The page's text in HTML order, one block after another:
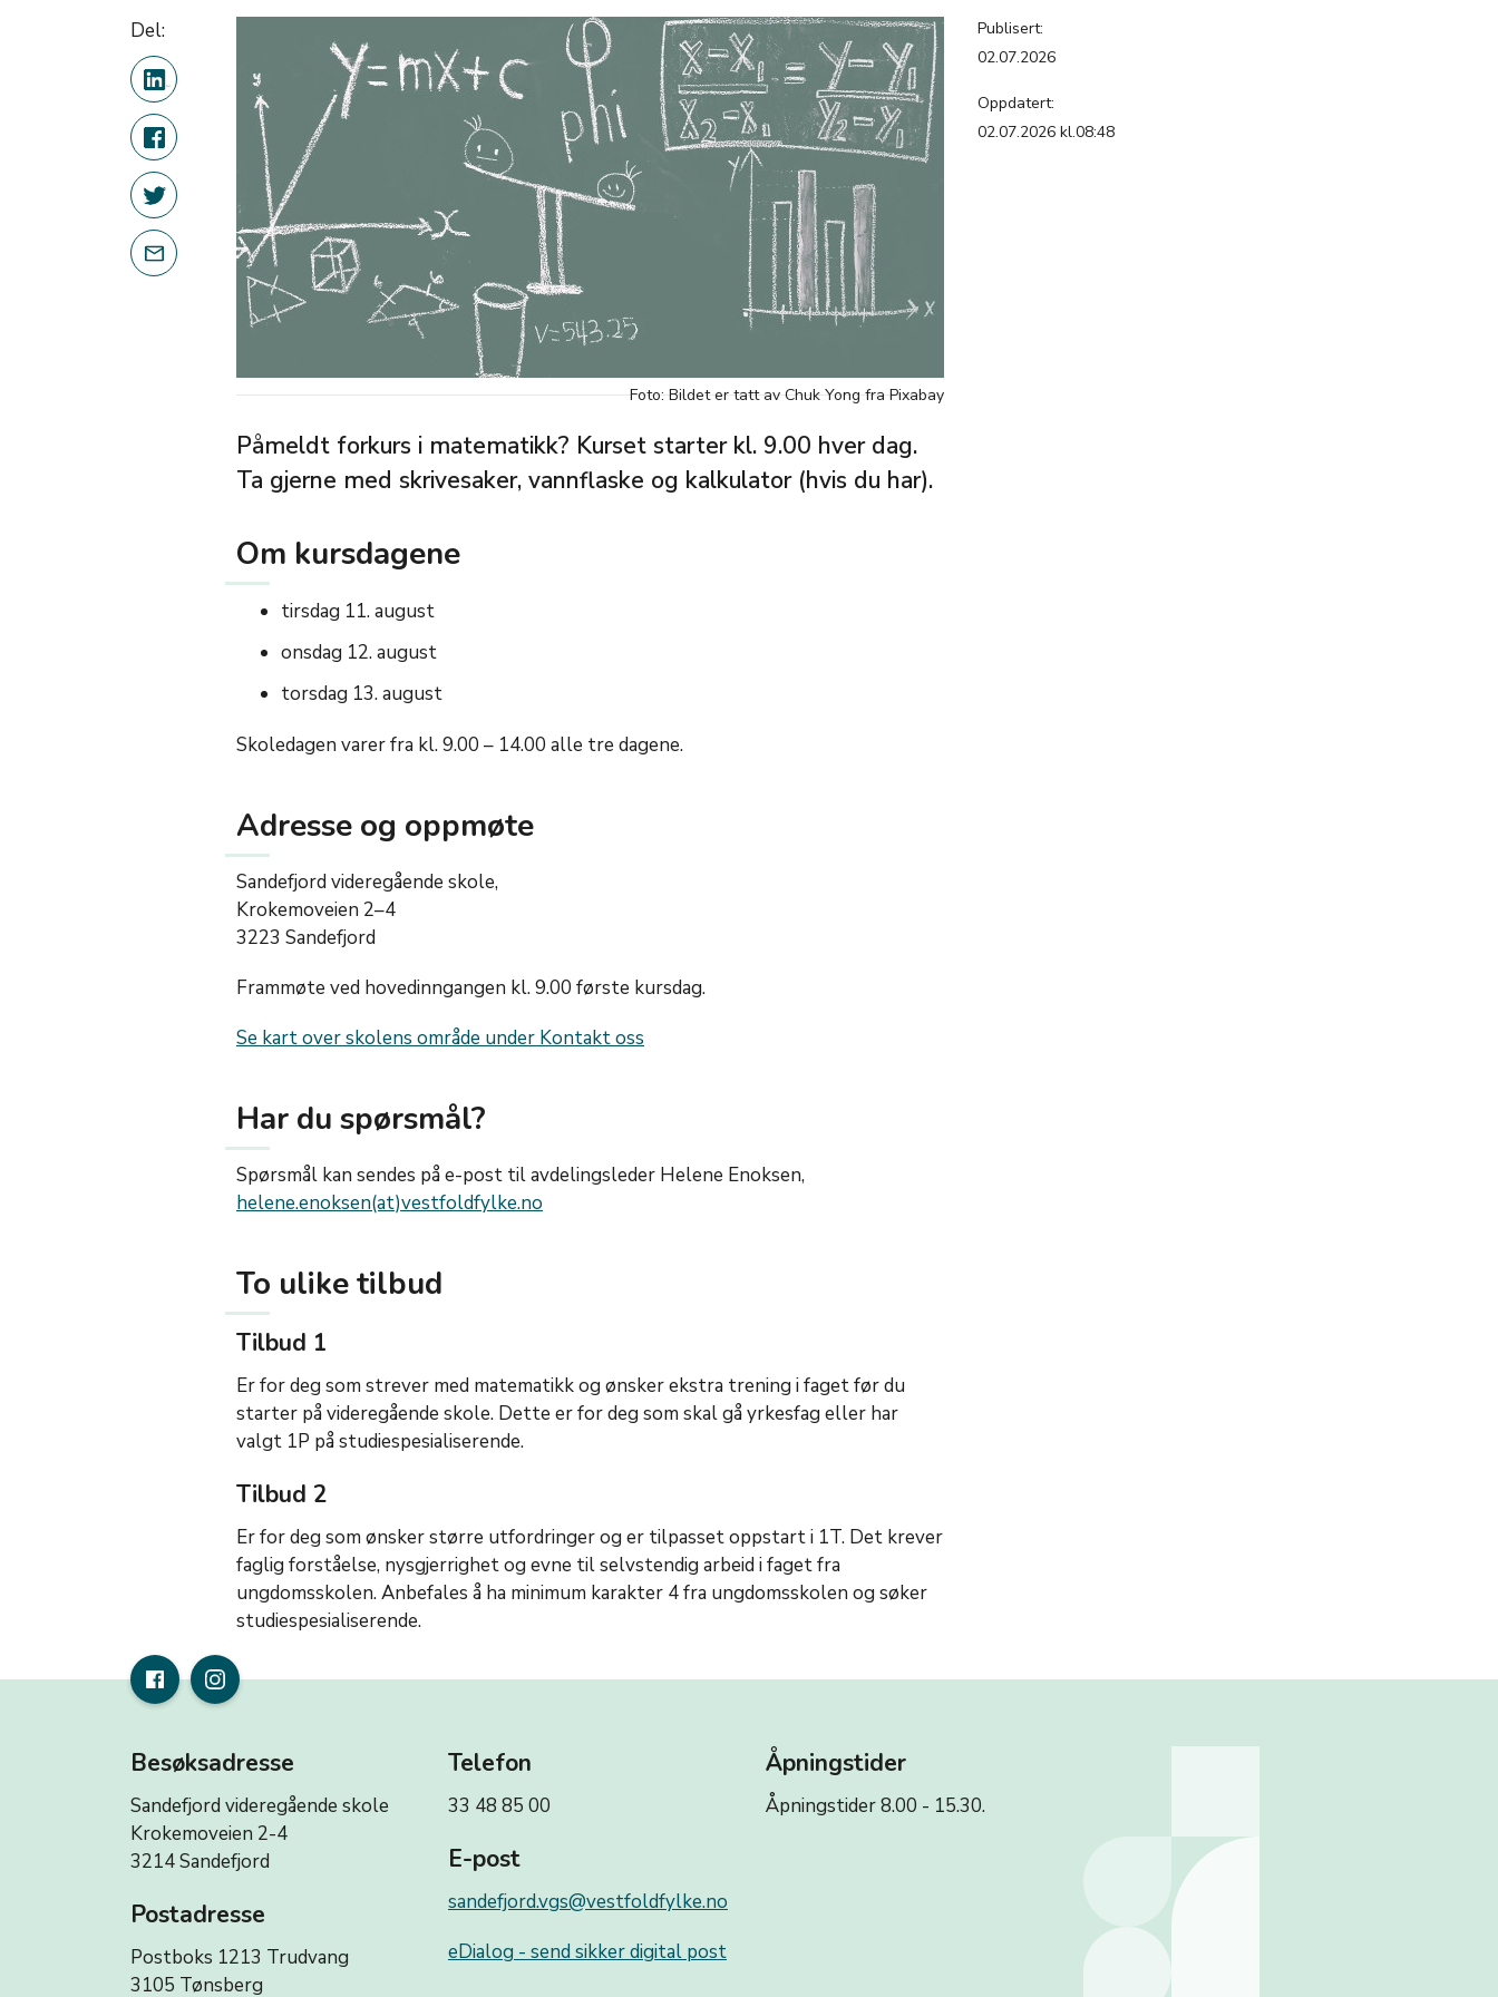
Del:
Foto: Bildet er tatt av Chuk Yong fra Pixabay
Publisert:
02.07.2026
Oppdatert:
02.07.2026 kl.08:48
Påmeldt forkurs i matematikk? Kurset starter kl. 9.00 hver dag.
Ta gjerne med skrivesaker, vannflaske og kalkulator (hvis du har).
Om kursdagene
tirsdag 11. august
onsdag 12. august
torsdag 13. august
Skoledagen varer fra kl. 9.00 – 14.00 alle tre dagene.
Adresse og oppmøte
Sandefjord videregående skole,
Krokemoveien 2–4
3223 Sandefjord
Frammøte ved hovedinngangen kl. 9.00 første kursdag.
Se kart over skolens område under Kontakt oss
Har du spørsmål?
Spørsmål kan sendes på e-post til avdelingsleder Helene Enoksen,
helene.enoksen(at)vestfoldfylke.no
To ulike tilbud
Tilbud 1
Er for deg som strever med matematikk og ønsker ekstra trening i faget før du
starter på videregående skole. Dette er for deg som skal gå yrkesfag eller har
valgt 1P på studiespesialiserende.
Tilbud 2
Er for deg som ønsker større utfordringer og er tilpasset oppstart i 1T. Det krever
faglig forståelse, nysgjerrighet og evne til selvstendig arbeid i faget fra
ungdomsskolen. Anbefales å ha minimum karakter 4 fra ungdomsskolen og søker
studiespesialiserende.
Besøksadresse
Sandefjord videregående skole
Krokemoveien 2-4
3214 Sandefjord
Postadresse
Postboks 1213 Trudvang
3105 Tønsberg
Telefon
33 48 85 00
E-post
sandefjord.vgs@vestfoldfylke.no
eDialog - send sikker digital post
Åpningstider
Åpningstider 8.00 - 15.30.